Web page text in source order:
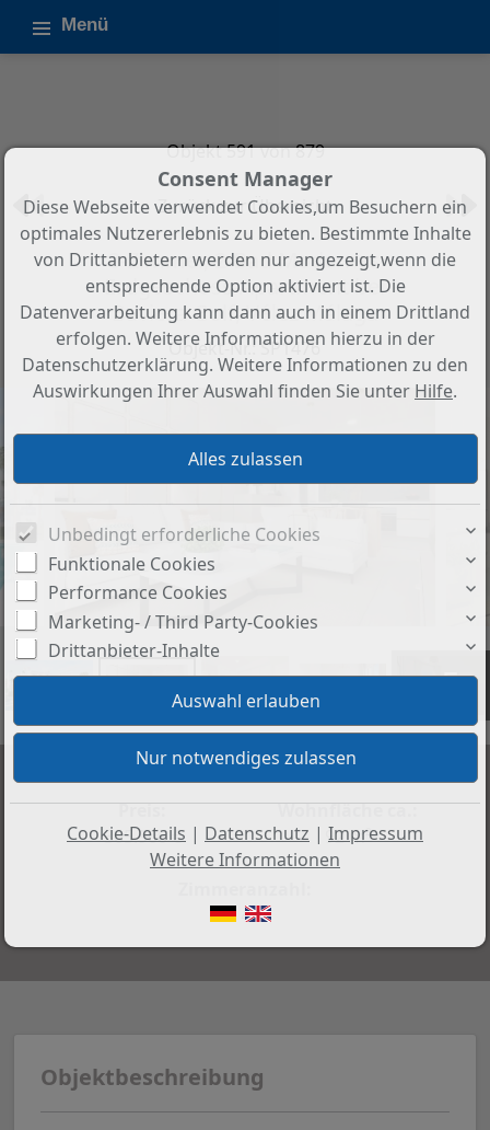
Menü
Objekt 591 von 879
Zurück zur Übersicht
3-Zimmer, 2-Bad Modernes
Erdgeschoss-Apartment bei
Baviera Golf, Vélez Málaga
Objekt-Nr.: SP1476
+5
Preis:
305.900 €
Wohnfläche ca.:
92 m²
4
Objektbeschreibung
Consent Manager
Diese Webseite verwendet Cookies,um Besuchern ein
optimales Nutzererlebnis zu bieten. Bestimmte Inhalte
von Drittanbietern werden nur angezeigt,wenn die
entsprechende Option aktiviert ist. Die
Datenverarbeitung kann dann auch in einem Drittland
erfolgen. Weitere Informationen hierzu in der
Datenschutzerklärung. Weitere Informationen zu den
Auswirkungen Ihrer Auswahl finden Sie unter Hilfe.
Unbedingt erforderliche Cookies
Funktionale Cookies
Performance Cookies
Marketing- / Third Party-Cookies
Drittanbieter-Inhalte
Cookie-Details | Datenschutz | Impressum
Weitere Informationen